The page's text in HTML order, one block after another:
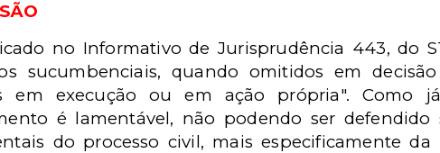
no Informativo de Jurisprudência 443, do
sucumbenciais, quando omitidos em
em execução ou em ação própria". Como
é lamentável, não podendo ser
do processo civil, mais especificamente